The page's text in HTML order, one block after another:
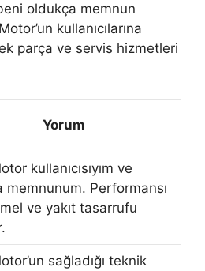
oldukça memnun
kullanıcılarına
parça ve servis hizmetleri
Yorum
kullanıcısıyım ve
memnunum. Performansı
ve yakıt tasarrufu
sağladığı teknik